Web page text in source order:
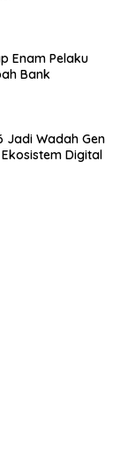
Enam Pelaku
Bank
Jadi Wadah Gen
Digital